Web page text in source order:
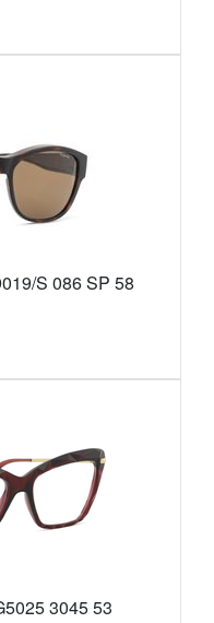
S 086 SP 58
3045 53